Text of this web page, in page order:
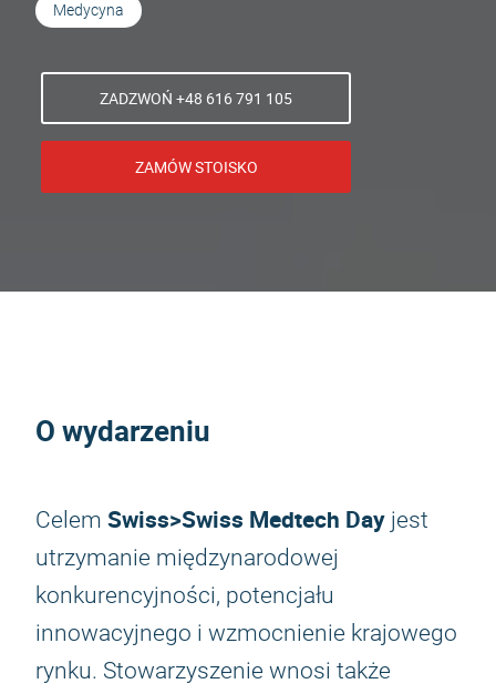
Medycyna
ZADZWOŃ +48 616 791 105
ZAMÓW STOISKO
O wydarzeniu
Celem Swiss>Swiss Medtech Day jest
utrzymanie międzynarodowej
konkurencyjności, potencjału
innowacyjnego i wzmocnienie krajowego
rynku. Stowarzyszenie wnosi także